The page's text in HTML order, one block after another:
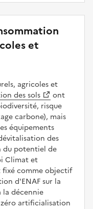
et
agricoles et
des sols
ont
risque
carbone), mais
équipements
des
du potentiel de
Climat et
fixé comme objectif
d'ENAF sur la
la décennie
zéro artificialisation